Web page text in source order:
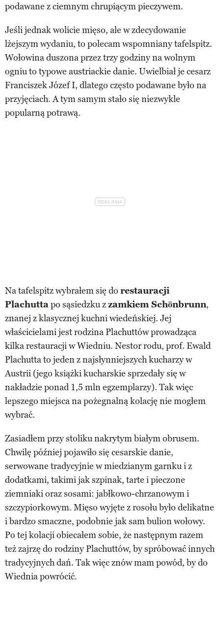
podawane z ciemnym chrupiącym pieczywem.
Jeśli jednak wolicie mięso, ale w zdecydowanie
lżejszym wydaniu, to polecam wspomniany tafelspitz.
Wołowina duszona przez trzy godziny na wolnym
ogniu to typowe austriackie danie. Uwielbiał je cesarz
Franciszek Józef I, dlatego często podawane było na
przyjęciach. A tym samym stało się niezwykle
popularną potrawą.
Na tafelspitz wybrałem się do restauracji
Plachuttapo sąsiedzku zzamkiem Schönbrunn,
znanej z klasycznej kuchni wiedeńskiej. Jej
właścicielami jest rodzina Plachuttów prowadząca
kilka restauracji w Wiedniu. Nestor rodu, prof. Ewald
Plachutta to jeden z najsłynniejszych kucharzy w
Austrii (jego książki kucharskie sprzedały się w
nakładzie ponad 1,5 mln egzemplarzy). Tak więc
lepszego miejsca na pożegnalną kolację nie mogłem
wybrać.
Zasiadłem przy stoliku nakrytym białym obrusem.
Chwilę później pojawiło się cesarskie danie,
serwowane tradycyjnie w miedzianym garnku i z
dodatkami, takimi jak szpinak, tarte i pieczone
ziemniaki oraz sosami: jabłkowo-chrzanowym i
szczypiorkowym. Mięso wyjęte z rosołu było delikatne
i bardzo smaczne, podobnie jak sam bulion wołowy.
Po tej kolacji obiecałem sobie, że następnym razem
też zajrzę do rodziny Plachuttów, by spróbować innych
tradycyjnych dań. Tak więc znów mam powód, by do
Wiednia powrócić.